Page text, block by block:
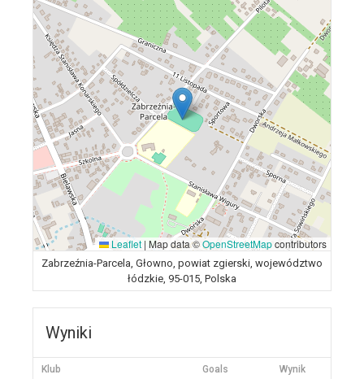
Leaflet | Map data ©OpenStreetMapcontributors
Zabrzeźnia-Parcela, Głowno, powiat zgierski, województwo
łódzkie, 95-015, Polska
Wyniki
Klub Goals Wynik